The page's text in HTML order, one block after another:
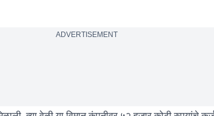
ADVERTISEMENT